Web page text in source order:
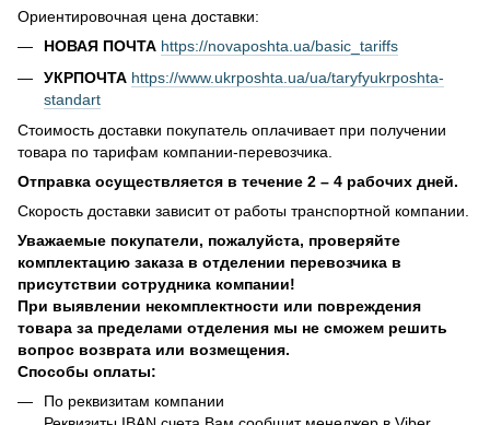
Ориентировочная цена доставки:
НОВАЯ ПОЧТА https://novaposhta.ua/basic_tariffs
УКРПОЧТА https://www.ukrposhta.ua/ua/taryfyukrposhta-
standart
Стоимость доставки покупатель оплачивает при получении
товара по тарифам компании-перевозчика.
Отправка осуществляется в течение 2 – 4 рабочих дней.
Скорость доставки зависит от работы транспортной компании.
Уважаемые покупатели, пожалуйста, проверяйте
комплектацию заказа в отделении перевозчика в
присутствии сотрудника компании!
При выявлении некомплектности или повреждения
товара за пределами отделения мы не сможем решить
вопрос возврата или возмещения.
Способы оплаты:
По реквизитам компании